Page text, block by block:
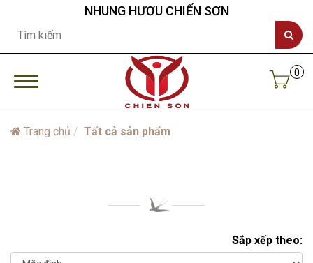
NHUNG HƯƠU CHIẾN SƠN
0
Trang chủ Tất cả sản phẩm
Sắp xếp theo: